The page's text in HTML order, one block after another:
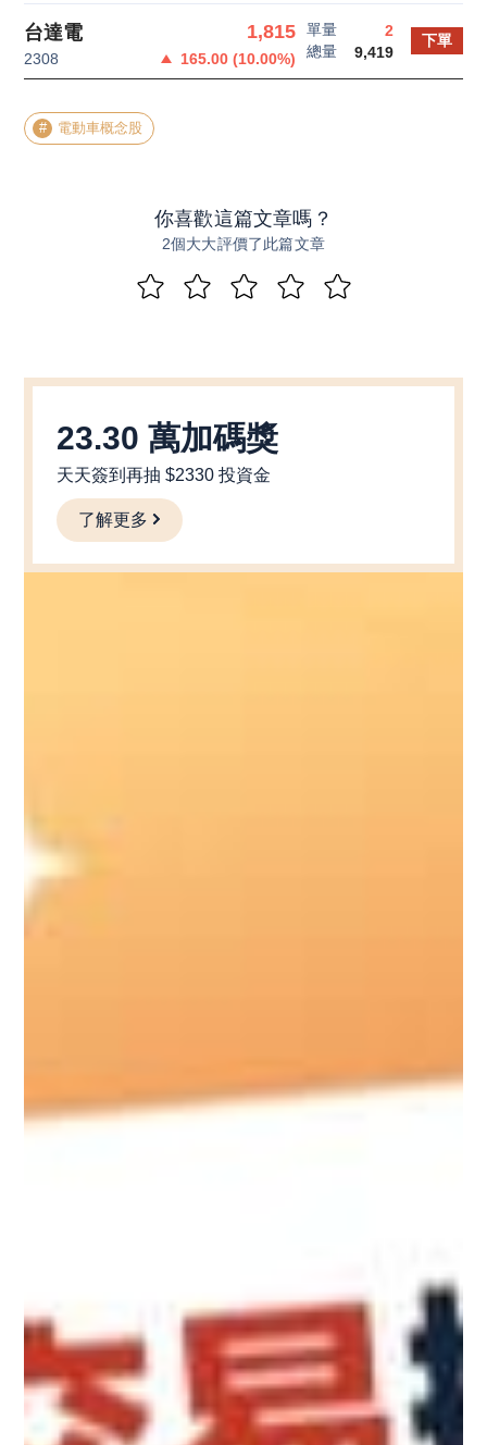
台達電 1,815
2308 165.00 (10.00%)
單量
2
總量
9,419
下單
電動車概念股
你喜歡這篇文章嗎？
2個大大評價了此篇文章
23.30 萬加碼獎
天天簽到再抽 $2330 投資金
了解更多